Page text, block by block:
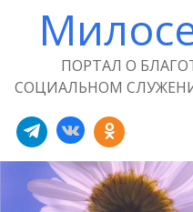
ПОРТАЛ О
СОЦИАЛЬНОМ